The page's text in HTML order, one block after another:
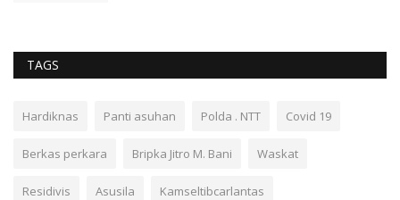
TAGS
Hardiknas Panti asuhan Polda . NTT Covid 19
Berkas perkara Bripka Jitro M. Bani Waskat
Residivis Asusila Kamseltibcarlantas